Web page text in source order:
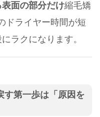
面の部分だけ縮毛矯
ドライヤー時間が短
ラクになります。
す第一歩は「原因を